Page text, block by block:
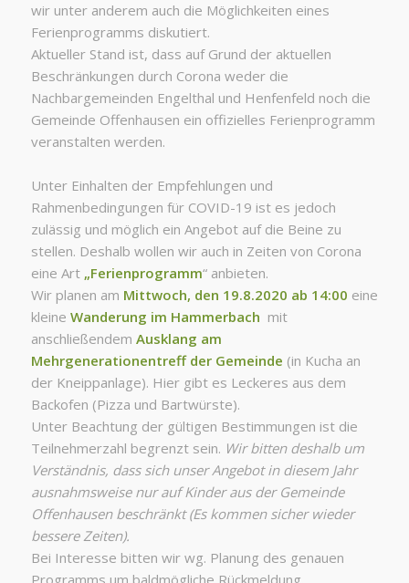
wir unter anderem auch die Möglichkeiten eines
Ferienprogramms diskutiert.
Aktueller Stand ist, dass auf Grund der aktuellen
Beschränkungen durch Corona weder die
Nachbargemeinden Engelthal und Henfenfeld noch die
Gemeinde Offenhausen ein offizielles Ferienprogramm
veranstalten werden.
Unter Einhalten der Empfehlungen und
Rahmenbedingungen für COVID-19 ist es jedoch
zulässig und möglich ein Angebot auf die Beine zu
stellen. Deshalb wollen wir auch in Zeiten von Corona
eine Art„Ferienprogramm“ anbieten.
Wir planen am Mittwoch, den 19.8.2020 ab 14:00 eine
kleine Wanderung im Hammerbach mit
anschließendem Ausklang am
Mehrgenerationentreff der Gemeinde (in Kucha an
der Kneippanlage). Hier gibt es Leckeres aus dem
Backofen (Pizza und Bartwürste).
Unter Beachtung der gültigen Bestimmungen ist die
Teilnehmerzahl begrenzt sein. Wir bitten deshalb um
Verständnis, dass sich unser Angebot in diesem Jahr
ausnahmsweise nur auf Kinder aus der Gemeinde
Offenhausen beschränkt (Es kommen sicher wieder
bessere Zeiten).
Bei Interesse bitten wir wg. Planung des genauen